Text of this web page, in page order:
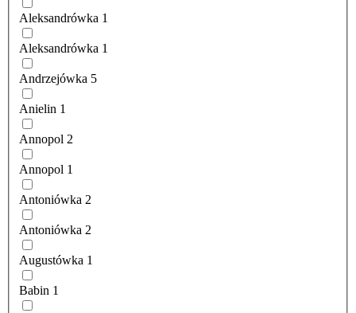
Aleksandrówka 1
Aleksandrówka 1
Andrzejówka 5
Anielin 1
Annopol 2
Annopol 1
Antoniówka 2
Antoniówka 2
Augustówka 1
Babin 1